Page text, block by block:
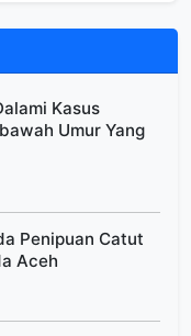
Kasus
Umur Yang
Penipuan Catut
Aceh